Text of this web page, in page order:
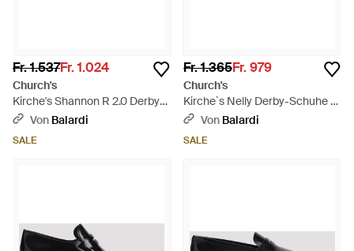
Fr. 1.537Fr. 1.024
Church's
Kirche's Shannon R 2.0 Derby-
Schuhe aus poliertem
Von Balardi
SALE
Fr. 1.365Fr. 979
Church's
Kirche`s Nelly Derby-Schuhe -
Schwarz
Von Balardi
SALE